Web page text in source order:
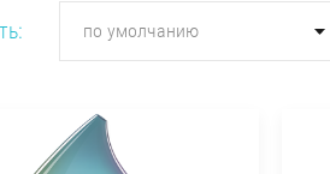
по умолчанию